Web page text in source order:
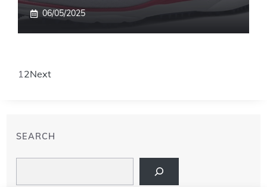
06/05/2025
12Next
SEARCH